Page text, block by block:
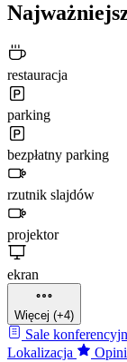
restauracja
parking
bezpłatny parking
rzutnik slajdów
projektor
ekran
Więcej (+4)
Sale
Lokalizacja